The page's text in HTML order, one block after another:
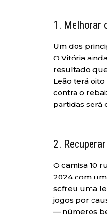
1. Melhorar
Um dos
O Vitória
resultado
Leão terá
contra o
partidas será
2.
O camisa 10
2024 com
sofreu uma
jogos por
— números